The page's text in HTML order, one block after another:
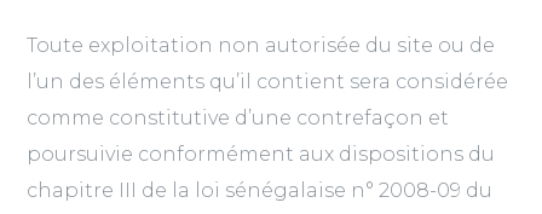
Toute exploitation non autorisée du site ou de
l’un des éléments qu’il contient sera considérée
comme constitutive d’une contrefaçon et
poursuivie conformément aux dispositions du
chapitre III de la loi sénégalaise n° 2008-09 du